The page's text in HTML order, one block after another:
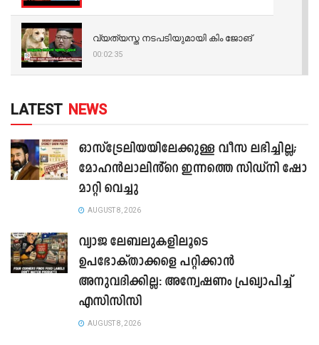
വ്യത്യസ്ത നടപടിയുമായി കിം ജോങ്
00:02:35
LATEST NEWS
ഓസ്‌ട്രേലിയയിലേക്കുള്ള വീസ ലഭിച്ചില്ല;
മോഹൻലാലിൻ്റെ ഇന്നത്തെ സിഡ്നി ഷോ
മാറ്റി വെച്ചു
AUGUST 8, 2026
വ്യാജ ലേബലുകളിലൂടെ
ഉപഭോക്താക്കളെ പറ്റിക്കാൻ
അനുവദിക്കില്ല: അന്വേഷണം പ്രഖ്യാപിച്ച്
എസിസിസി
AUGUST 8, 2026